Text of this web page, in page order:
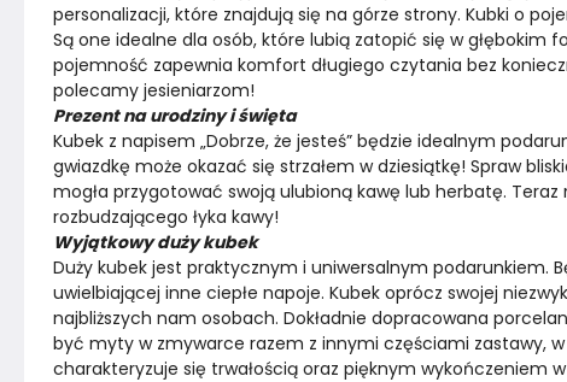
personalizacji, które znajdują się na górze strony. Kubki o
Są one idealne dla osób, które lubią zatopić się w głębokim
pojemność zapewnia komfort długiego czytania bez
polecamy jesieniarzom!
Prezent na urodziny i święta
Kubek z napisem „Dobrze, że jesteś” będzie idealnym
gwiazdkę może okazać się strzałem w dziesiątkę! Spraw
mogła przygotować swoją ulubioną kawę lub herbatę.
rozbudzającego łyka kawy!
Wyjątkowy duży kubek
Duży kubek jest praktycznym i uniwersalnym podarunkiem.
uwielbiającej inne ciepłe napoje. Kubek oprócz swojej
najbliższych nam osobach. Dokładnie dopracowana
być myty w zmywarce razem z innymi częściami zastawy,
charakteryzuje się trwałością oraz pięknym wykończeniem